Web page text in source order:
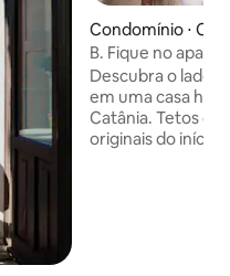
Condomínio ⋅
B. Fique no
centro da cidade
Descubra o lado
em uma casa
Catânia. Tetos
originais do início